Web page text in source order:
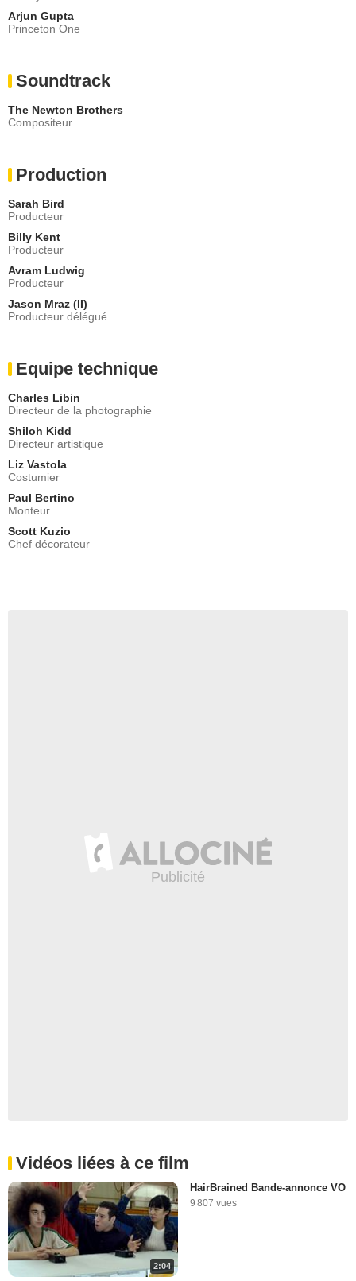
Arjun Gupta
Princeton One
Soundtrack
The Newton Brothers
Compositeur
Production
Sarah Bird
Producteur
Billy Kent
Producteur
Avram Ludwig
Producteur
Jason Mraz (II)
Producteur délégué
Equipe technique
Charles Libin
Directeur de la photographie
Shiloh Kidd
Directeur artistique
Liz Vastola
Costumier
Paul Bertino
Monteur
Scott Kuzio
Chef décorateur
Vidéos liées à ce film
2:04
HairBrained Bande-annonce VO
9 807 vues